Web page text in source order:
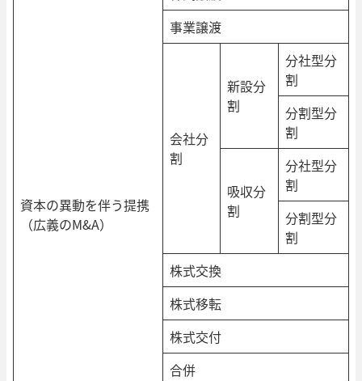
資本の異動を伴う提携
（広義のM&A）
事業譲渡
会社分
割
新設分
割
分社型分
割
分割型分
割
吸収分
割
分社型分
割
分割型分
割
株式交換
株式移転
株式交付
合併